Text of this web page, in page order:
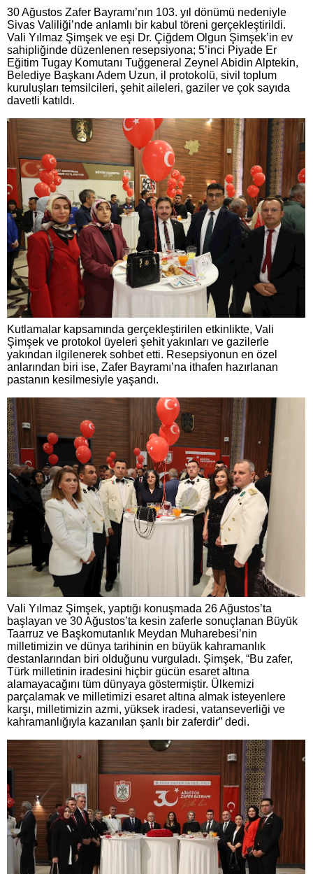
30 Ağustos Zafer Bayramı’nın 103. yıl dönümü nedeniyle
Sivas Valiliği’nde anlamlı bir kabul töreni gerçekleştirildi.
Vali Yılmaz Şimşek ve eşi Dr. Çiğdem Olgun Şimşek’in ev
sahipliğinde düzenlenen resepsiyona; 5’inci Piyade Er
Eğitim Tugay Komutanı Tuğgeneral Zeynel Abidin Alptekin,
Belediye Başkanı Adem Uzun, il protokolü, sivil toplum
kuruluşları temsilcileri, şehit aileleri, gaziler ve çok sayıda
davetli katıldı.
Kutlamalar kapsamında gerçekleştirilen etkinlikte, Vali
Şimşek ve protokol üyeleri şehit yakınları ve gazilerle
yakından ilgilenerek sohbet etti. Resepsiyonun en özel
anlarından biri ise, Zafer Bayramı’na ithafen hazırlanan
pastanın kesilmesiyle yaşandı.
Vali Yılmaz Şimşek, yaptığı konuşmada 26 Ağustos’ta
başlayan ve 30 Ağustos’ta kesin zaferle sonuçlanan Büyük
Taarruz ve Başkomutanlık Meydan Muharebesi’nin
milletimizin ve dünya tarihinin en büyük kahramanlık
destanlarından biri olduğunu vurguladı. Şimşek, “Bu zafer,
Türk milletinin iradesini hiçbir gücün esaret altına
alamayacağını tüm dünyaya göstermiştir. Ülkemizi
parçalamak ve milletimizi esaret altına almak isteyenlere
karşı, milletimizin azmi, yüksek iradesi, vatanseverliği ve
kahramanlığıyla kazanılan şanlı bir zaferdir” dedi.